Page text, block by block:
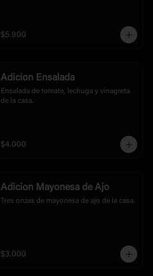
$5.900
Adicion Ensalada
Ensalada de tomate, lechuga y vinagreta
de la casa.
$4.000
Adicion Mayonesa de Ajo
Tres onzas de mayonesa de ajo de la casa.
$3.000